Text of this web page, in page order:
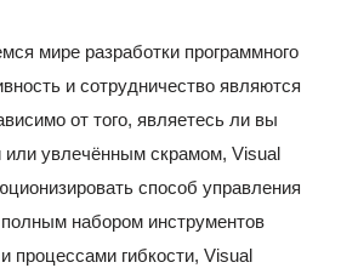
мире разработки программного
и сотрудничество являются
от того, являетесь ли вы
или увлечённым скрамом, Visual
способ управления
набором инструментов
процессами гибкости, Visual